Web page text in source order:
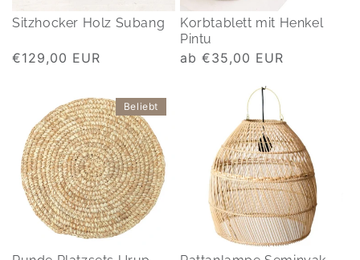
Sitzhocker Holz Subang
Normaler
€129,00 EUR
Korbtablett mit Henkel
Pintu
Normaler
ab €35,00 EUR
Beliebt